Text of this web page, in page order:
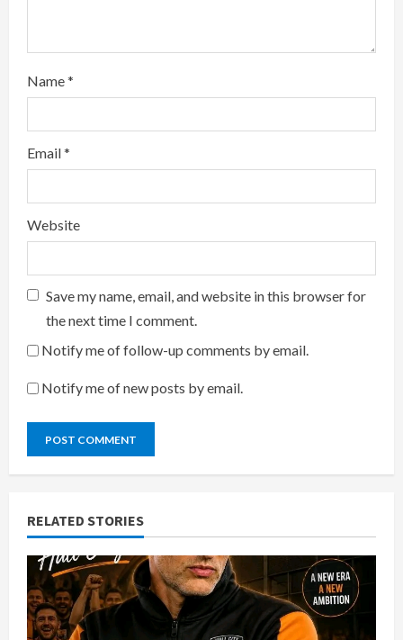
Name*
Email*
Website
Save my name, email, and website in this browser for
the next time I comment.
Notify me of follow-up comments by email.
Notify me of new posts by email.
RELATED STORIES